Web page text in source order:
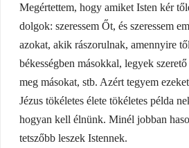
Megértettem, hogy amiket Isten kér
dolgok: szeressem Őt, és szeressem
azokat, akik rászorulnak, amennyire
békességben másokkal, legyek
meg másokat, stb. Azért tegyem
Jézus tökéletes élete tökéletes példa
hogyan kell élnünk. Minél jobban
tetszőbb leszek Istennek.